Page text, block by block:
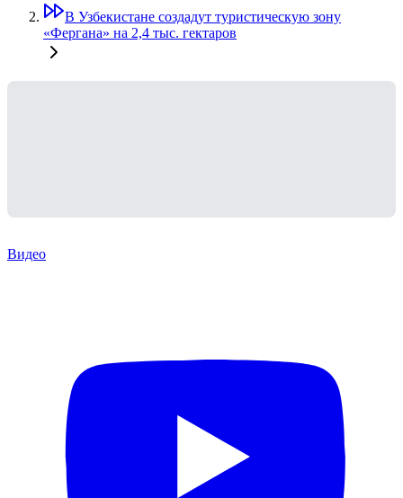
В Узбекистане создадут туристическую зону
«Фергана» на 2,4 тыс. гектаров
Видео